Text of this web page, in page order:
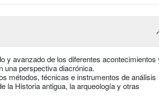
y avanzado de los diferentes acontecimientos
una perspectiva diacrónica.
métodos, técnicas e instrumentos de análisis
la Historia antigua, la arqueología y otras